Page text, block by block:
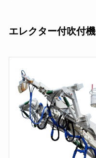
エレクター付吹付機